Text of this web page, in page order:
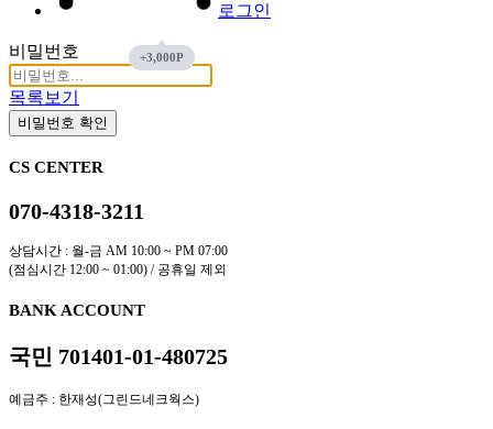
로그인
비밀번호
목록보기
비밀번호 확인
CS CENTER
070-4318-3211
상담시간 : 월-금 AM 10:00 ~ PM 07:00
(점심시간 12:00 ~ 01:00) / 공휴일 제외
BANK ACCOUNT
국민 701401-01-480725
예금주 : 한재성(그린드네크웍스)